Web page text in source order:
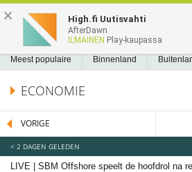
NIEUWS2.NL
Nieuws
Meest populaire
Buitenland
Politiek
Sport
NIEUWS REEDS GELEZEN
Meest populaire Binnenland
PolitiekECONOMIE
VORIGE
< 2 DAGEN GELEDEN
LIVE | SBM Offshore speelt de hoofdrol na
× High.fi Uutisvahti
AfterDawn
ILMAINEN Play-kaupassa